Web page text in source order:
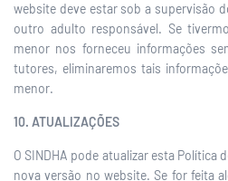
website deve estar sob a supervisão
outro adulto responsável. Se
menor nos forneceu informações
tutores, eliminaremos tais
menor.
10. ATUALIZAÇÕES
O SINDHA pode atualizar esta Política
nova versão no website. Se for feita